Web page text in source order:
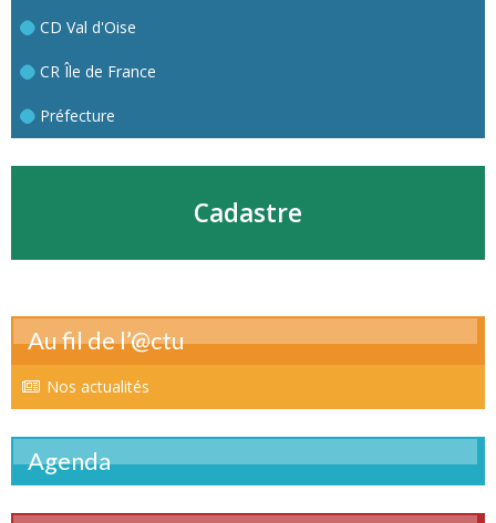
CD Val d'Oise
CR Île de France
Préfecture
Cadastre
Au fil de l’@ctu
Nos actualités
Agenda